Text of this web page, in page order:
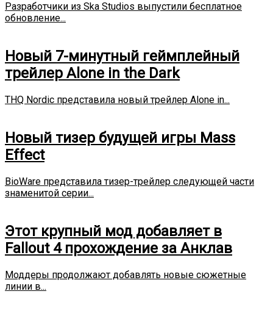
Разработчики из Ska Studios выпустили бесплатное
обновление...
Новый 7-минутный геймплейный
трейлер Alone in the Dark
THQ Nordic представила новый трейлер Alone in...
Новый тизер будущей игры Mass
Effect
BioWare представила тизер-трейлер следующей части
знаменитой серии...
Этот крупный мод добавляет в
Fallout 4 прохождение за Анклав
Моддеры продолжают добавлять новые сюжетные
линии в...